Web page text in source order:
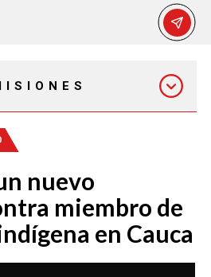
EXPRESS
EMISIÓN 12:30 PM
EMISIÓN 7:00 PM
nuevo
miembro de
en Cauca